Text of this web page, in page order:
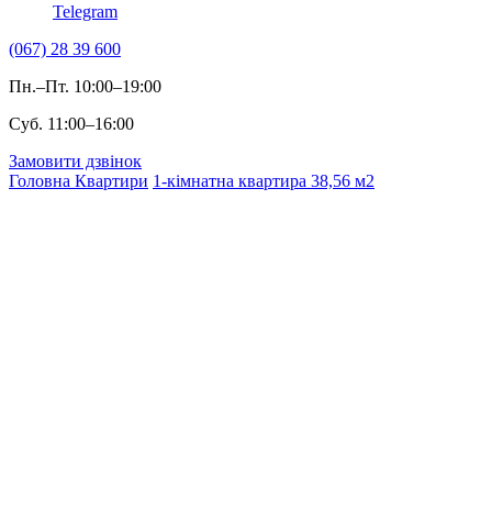
Telegram
(067) 28 39 600
Пн.–Пт. 10:00–19:00
Суб. 11:00–16:00
Замовити дзвінок
Головна Квартири 1-кімнатна квартира 38,56 м2